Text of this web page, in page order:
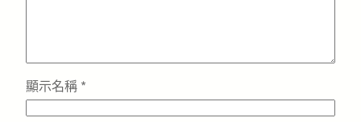
顯示名稱 *